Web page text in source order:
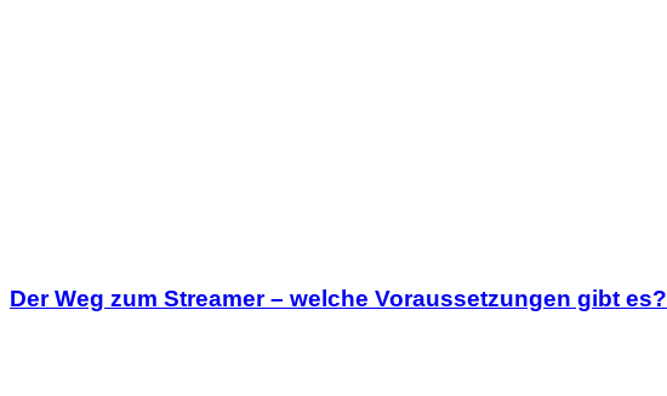
Der Weg zum Streamer – welche Voraussetzungen gibt es?